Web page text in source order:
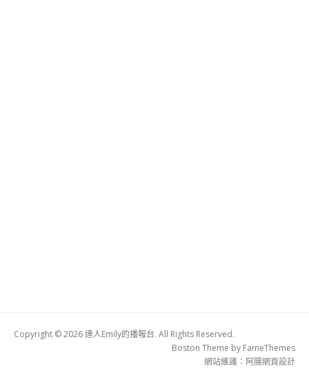
Copyright © 2026 達人Emily的播報台. All Rights Reserved.
Boston Theme by FameThemes
網站維護： 阿腸網頁設計